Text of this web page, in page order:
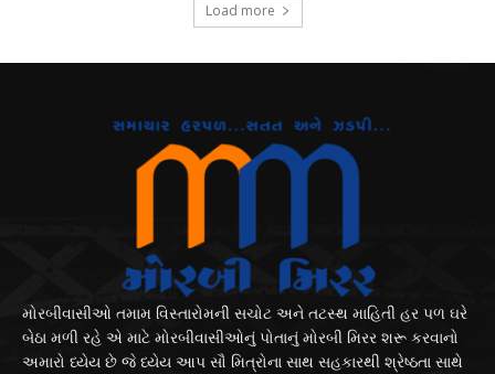
Load more
મોરબીવાસીઓ તમામ વિસ્તારોમની સચોટ અને તટસ્થ માહિતી હર પળ ઘરે
બેઠા મળી રહે એ માટે મોરબીવાસીઓનું પોતાનું મોરબી મિરર શરૂ કરવાનો
અમારો ધ્યેય છે જે ધ્યેય આપ સૌ મિત્રોના સાથ સહકારથી શ્રેષ્ઠતા સાથે